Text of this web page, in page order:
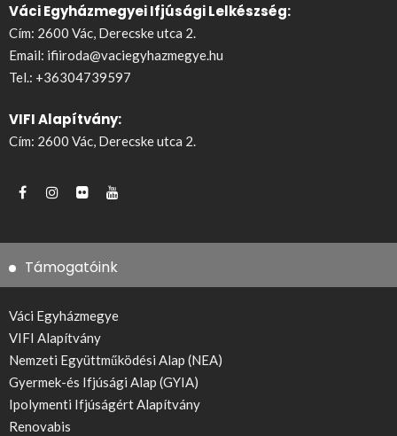
Váci Egyházmegyei Ifjúsági Lelkészség:
Cím: 2600 Vác, Derecske utca 2.
Email: ifiiroda@vaciegyhazmegye.hu
Tel.: +36304739597
VIFI Alapítvány:
Cím: 2600 Vác, Derecske utca 2.
Támogatóink
Váci Egyházmegye
VIFI Alapítvány
Nemzeti Együttműködési Alap (NEA)
Gyermek-és Ifjúsági Alap (GYIA)
Ipolymenti Ifjúságért Alapítvány
Renovabis